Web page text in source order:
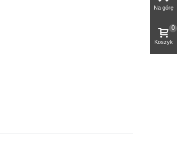
Na górę
Koszyk
0